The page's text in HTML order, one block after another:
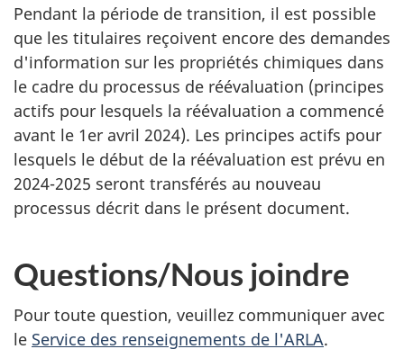
Pendant la période de transition, il est possible
que les titulaires reçoivent encore des demandes
d'information sur les propriétés chimiques dans
le cadre du processus de réévaluation (principes
actifs pour lesquels la réévaluation a commencé
avant le 1er avril 2024). Les principes actifs pour
lesquels le début de la réévaluation est prévu en
2024-2025 seront transférés au nouveau
processus décrit dans le présent document.
Questions/Nous joindre
Pour toute question, veuillez communiquer avec
le Service des renseignements de l'ARLA.